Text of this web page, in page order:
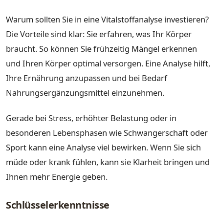
Warum sollten Sie in eine Vitalstoffanalyse investieren?
Die Vorteile sind klar: Sie erfahren, was Ihr Körper
braucht. So können Sie frühzeitig Mängel erkennen
und Ihren Körper optimal versorgen. Eine Analyse hilft,
Ihre Ernährung anzupassen und bei Bedarf
Nahrungsergänzungsmittel einzunehmen.
Gerade bei Stress, erhöhter Belastung oder in
besonderen Lebensphasen wie Schwangerschaft oder
Sport kann eine Analyse viel bewirken. Wenn Sie sich
müde oder krank fühlen, kann sie Klarheit bringen und
Ihnen mehr Energie geben.
Schlüsselerkenntnisse